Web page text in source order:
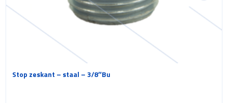
Stop zeskant – staal – 3/8″Bu